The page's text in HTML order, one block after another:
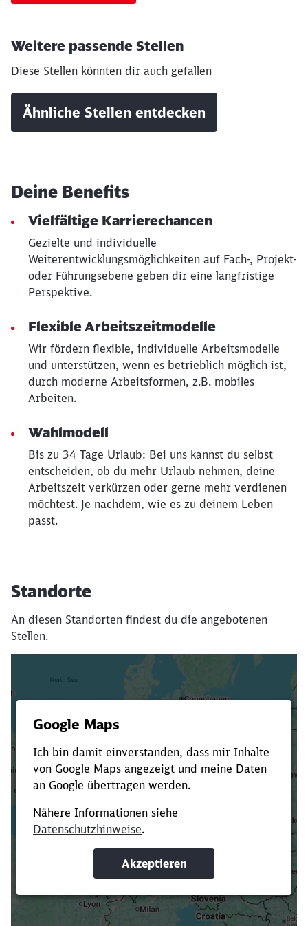
Weitere passende Stellen
Diese Stellen könnten dir auch gefallen
Ähnliche Stellen entdecken
Deine Benefits
Vielfältige Karrierechancen
Gezielte und individuelle
Weiterentwicklungsmöglichkeiten auf Fach-, Projekt-
oder Führungsebene geben dir eine langfristige
Perspektive.
Flexible Arbeitszeitmodelle
Wir fördern flexible, individuelle Arbeitsmodelle
und unterstützen, wenn es betrieblich möglich ist,
durch moderne Arbeitsformen, z.B. mobiles
Arbeiten.
Wahlmodell
Bis zu 34 Tage Urlaub: Bei uns kannst du selbst
entscheiden, ob du mehr Urlaub nehmen, deine
Arbeitszeit verkürzen oder gerne mehr verdienen
möchtest. Je nachdem, wie es zu deinem Leben
passt.
Standorte
An diesen Standorten findest du die angebotenen
Stellen.
Verkürze die Ladezeit, indem du Suchbegriffe
oder Filter hinzufügst.
Suchbegriffe eingeben
Filter setzen
werden?
Abbrechen